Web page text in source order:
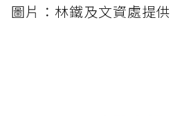
圖片：林鐵及文資處提供